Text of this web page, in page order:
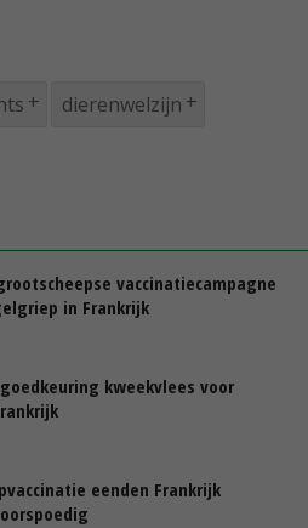
dierenwelzijn
vaccinatiecampagne
in Frankrijk
kweekvlees voor
eenden Frankrijk